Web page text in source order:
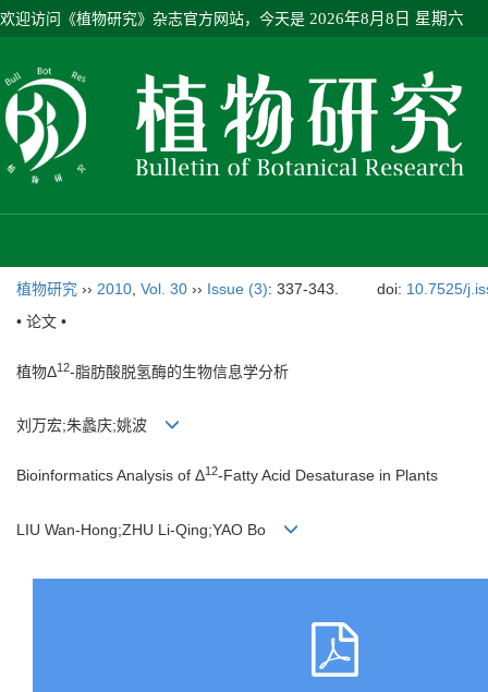
欢迎访问《植物研究》杂志官方网站，今天是 2026年8月8日 星期六
植物研究 ›› 2010 Vol. 30 ›› Issue (3): 337-343. doi: 10.7525/
• 论文 •
植物Δ12-脂肪酸脱氢酶的生物信息学分析
刘万宏;朱蠡庆;姚波
Bioinformatics Analysis of Δ12-Fatty Acid Desaturase in Plants
LIU Wan-Hong;ZHU Li-Qing;YAO Bo